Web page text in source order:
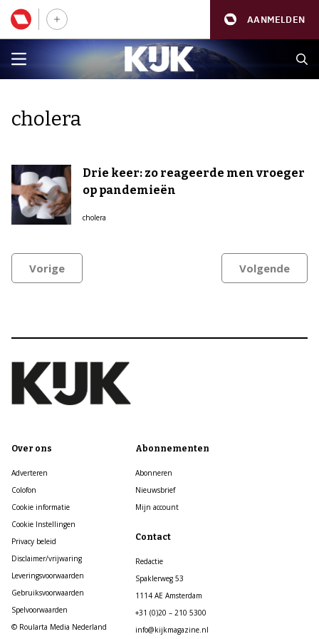
AANMELDEN
cholera
Drie keer: zo reageerde men vroeger
op pandemieën
cholera
Vorige Volgende
Over ons
Adverteren
Colofon
Cookie informatie
Cookie Instellingen
Privacy beleid
Disclaimer/vrijwaring
Leveringsvoorwaarden
Gebruiksvoorwaarden
Spelvoorwaarden
© Roularta Media Nederland
Abonnementen
Abonneren
Nieuwsbrief
Mijn account
Contact
Redactie
Spaklerweg 53
1114 AE Amsterdam
+31 (0)20 – 210 5300
info@kijkmagazine.nl